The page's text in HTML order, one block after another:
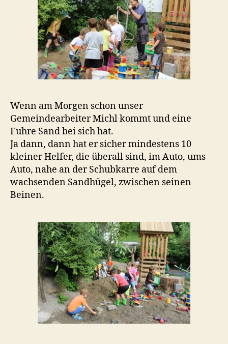
Wenn am Morgen schon unser
Gemeindearbeiter Michl kommt und eine
Fuhre Sand bei sich hat.
Ja dann, dann hat er sicher mindestens 10
kleiner Helfer, die überall sind, im Auto, ums
Auto, nahe an der Schubkarre auf dem
wachsenden Sandhügel, zwischen seinen
Beinen.